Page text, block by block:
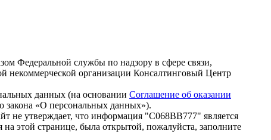
Федеральной службы по надзору в сфере связи,
организации Консалтинговый Центр
данных (на основании Соглашение об оказании
закона «О персональных данных»).
не утверждает, что информация "С068ВВ777" является
этой странице, была открытой, пожалуйста, заполните